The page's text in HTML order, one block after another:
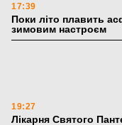
17:39
Поки літо плавить
зимовим настроєм
19:27
Лікарня Святого